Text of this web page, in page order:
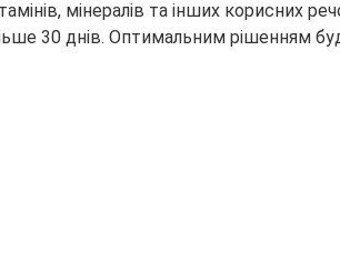
мінералів та інших корисних
30 днів. Оптимальним рішенням